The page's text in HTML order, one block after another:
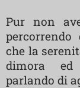
Pur non
che la
dimora ed
parlando di